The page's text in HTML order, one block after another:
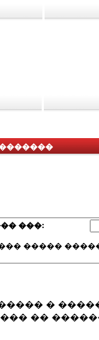
���:
�����
�
��